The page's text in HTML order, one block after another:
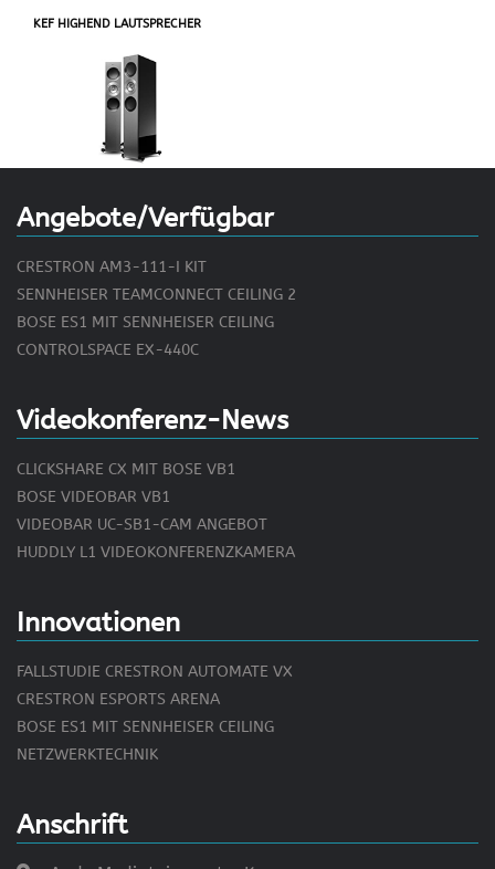
KEF HIGHEND LAUTSPRECHER
Anschrift
Angebote/Verfügbar
Videokonferenz-News
Innovationen
CRESTRON AM3-111-I KIT
SENNHEISER TEAMCONNECT CEILING 2
BOSE ES1 MIT SENNHEISER CEILING
CONTROLSPACE EX-440C
CLICKSHARE CX MIT BOSE VB1
BOSE VIDEOBAR VB1
VIDEOBAR UC-SB1-CAM ANGEBOT
HUDDLY L1 VIDEOKONFERENZKAMERA
FALLSTUDIE CRESTRON AUTOMATE VX
CRESTRON ESPORTS ARENA
BOSE ES1 MIT SENNHEISER CEILING
NETZWERKTECHNIK